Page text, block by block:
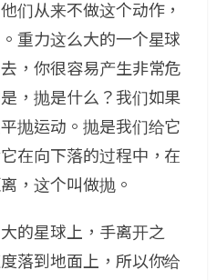
们从来不做这个动作，
重力这么大的一个星球
，你很容易产生非常危
，抛是什么？我们如果
抛运动。抛是我们给它
在向下落的过程中，在
，这个叫做抛。
的星球上，手离开之
落到地面上，所以你给